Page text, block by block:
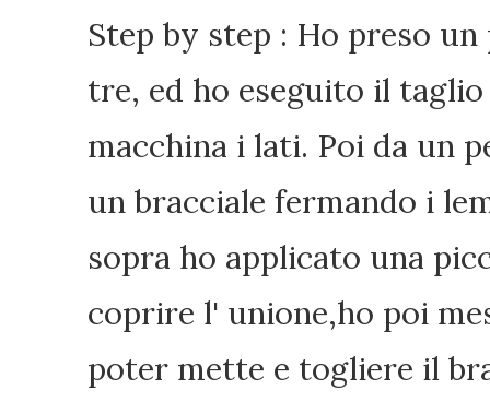
Step by step : Ho preso
tre, ed ho eseguito il
macchina i lati. Poi da un
un bracciale fermando i
sopra ho applicato una
coprire l' unione,ho poi
poter mette e togliere il